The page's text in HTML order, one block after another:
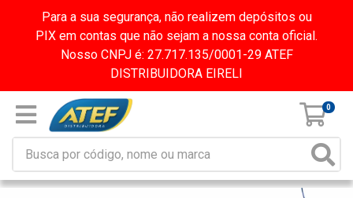
Para a sua segurança, não realizem depósitos ou
PIX em contas que não sejam a nossa conta oficial.
Nosso CNPJ é: 27.717.135/0001-29 ATEF
DISTRIBUIDORA EIRELI
0